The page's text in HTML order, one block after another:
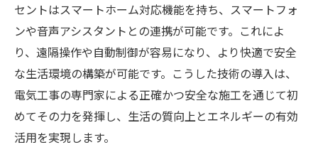
セントはスマートホーム対応機能を持ち、スマートフォ
ンや音声アシスタントとの連携が可能です。これによ
り、遠隔操作や自動制御が容易になり、より快適で安全
な生活環境の構築が可能です。こうした技術の導入は、
電気工事の専門家による正確かつ安全な施工を通じて初
めてその力を発揮し、生活の質向上とエネルギーの有効
活用を実現します。